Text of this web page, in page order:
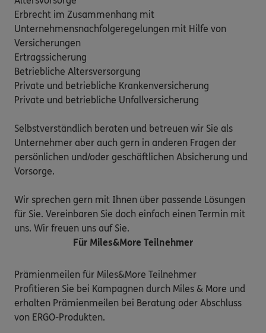
Erbrecht im Zusammenhang mit
Unternehmensnachfolgeregelungen mit Hilfe von
Versicherungen
Ertragssicherung
Betriebliche Altersversorgung
Private und betriebliche Krankenversicherung
Private und betriebliche Unfallversicherung
Selbstverständlich beraten und betreuen wir Sie als
Unternehmer aber auch gern in anderen Fragen der
persönlichen und/oder geschäftlichen Absicherung und
Vorsorge.
Wir sprechen gern mit Ihnen über passende Lösungen
für Sie. Vereinbaren Sie doch einfach einen Termin mit
uns. Wir freuen uns auf Sie.
Für Miles&More Teilnehmer
Prämienmeilen für Miles&More Teilnehmer
Profitieren Sie bei Kampagnen durch Miles & More und
erhalten Prämienmeilen bei Beratung oder Abschluss
von ERGO-Produkten.